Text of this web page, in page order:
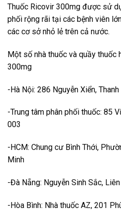
Thuốc Ricovir 300mg được sử
phối rộng rãi tại các bệnh viên
các cơ sở nhỏ lẻ trên cả nước.
Một số nhà thuốc và quầy thuốc
300mg
-Hà Nội: 286 Nguyễn Xiển,
-Trung tâm phân phối thuốc: 85
003
-HCM: Chung cư Bình Thới,
Minh
-Đà Nẵng: Nguyễn Sinh Sắc,
-Hòa Bình: Nhà thuốc AZ, 201